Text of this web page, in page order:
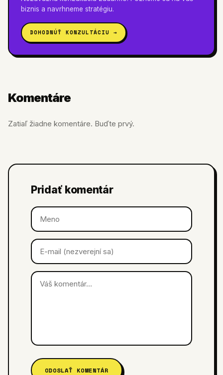
biznis a navrhneme stratégiu.
DOHODNÚŤ KONZULTÁCIU →
Komentáre
Zatiaľ žiadne komentáre. Buďte prvý.
Pridať komentár
ODOSLAŤ KOMENTÁR